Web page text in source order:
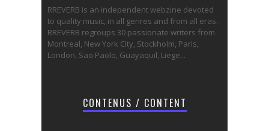
RREVERB is an independent webzine devoted
to quality music, in all genres and from all eras.
RREVERB regroups 30 passionate writers from
Montreal, New York City, Stockholm, Paris,
London, Sao Paolo, Guayaquil, Liege...
CONTENUS / CONTENT